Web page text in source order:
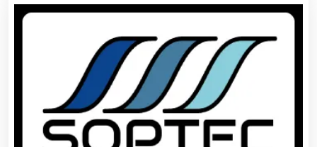
Avaluos
Balnearios